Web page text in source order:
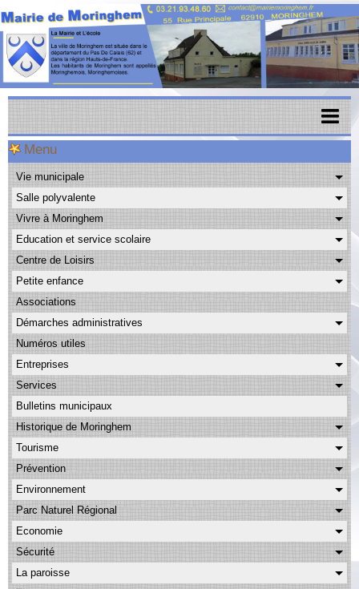
Accueil
Menu scolaire
Actualités
Agenda
CAPSO
Urbanisme
Transports
Albums
Facebook
Contact
Menu
Vie municipale
Salle polyvalente
Vivre à Moringhem
Education et service scolaire
Centre de Loisirs
Petite enfance
Associations
Démarches administratives
Numéros utiles
Entreprises
Services
Bulletins municipaux
Historique de Moringhem
Tourisme
Prévention
Environnement
Parc Naturel Régional
Economie
Sécurité
La paroisse